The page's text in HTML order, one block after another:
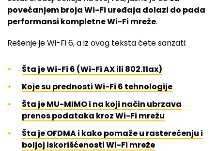
povećanjem broja Wi-Fi uređaja dolazi do pada
performansi kompletne Wi-Fi mreže.
Rešenje je Wi-Fi 6, a iz ovog teksta ćete sanzati:
Šta je Wi-Fi 6 (Wi-Fi AX ili 802.11ax)
Koje su prednosti Wi-Fi 6 tehnologije
Šta je MU-MIMO i na koji način ubrzava
prenos podataka kroz Wi-Fi mrežu
Šta je OFDMA i kako pomaže u rasterećenju i
boljoj iskorišćenosti Wi-Fi mreže